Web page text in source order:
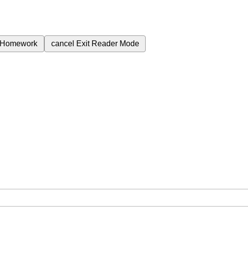
Homework cancel Exit Reader Mode